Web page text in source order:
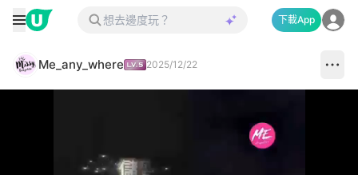
下載App
Me_any_where 2025/12/22